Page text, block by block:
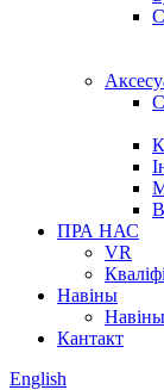
ПРА НАС
VR
Навіны
Навіны
Кантакт
English